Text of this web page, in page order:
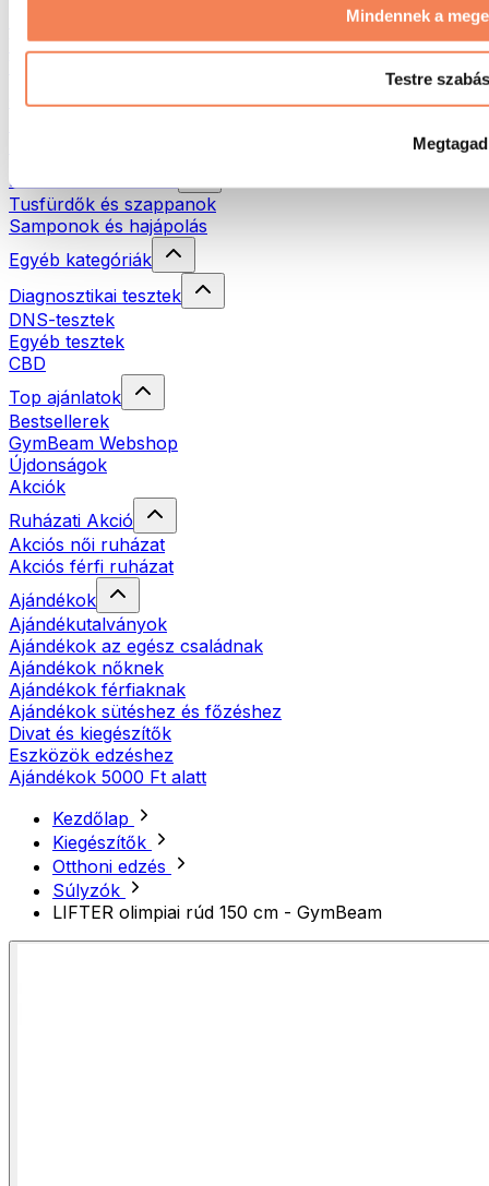
Mindennek a
Testre szabás
Megtagad
Vörösfény-terápia
Öko háztartás
Natúrkozmetikumok
Tusfürdők és szappanok
Samponok és hajápolás
Egyéb kategóriák
Diagnosztikai tesztek
DNS-tesztek
Egyéb tesztek
CBD
Top ajánlatok
Bestsellerek
GymBeam Webshop
Újdonságok
Akciók
Ruházati Akció
Akciós női ruházat
Akciós férfi ruházat
Ajándékok
Ajándékutalványok
Ajándékok az egész családnak
Ajándékok nőknek
Ajándékok férfiaknak
Ajándékok sütéshez és főzéshez
Divat és kiegészítők
Eszközök edzéshez
Ajándékok 5000 Ft alatt
Kezdőlap
Kiegészítők
Otthoni edzés
Súlyzók
LIFTER olimpiai rúd 150 cm - GymBeam